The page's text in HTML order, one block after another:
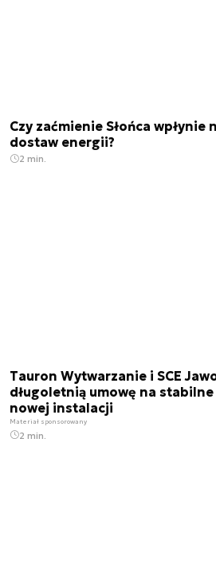
Czy zaćmienie Słońca wpłynie
dostaw energii?
2 min.
Tauron Wytwarzanie i SCE
długoletnią umowę na stabilne
nowej instalacji
Materiał sponsorowany
2 min.